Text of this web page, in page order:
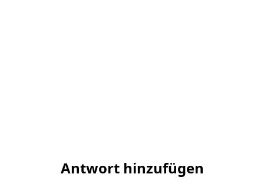
Antwort hinzufügen